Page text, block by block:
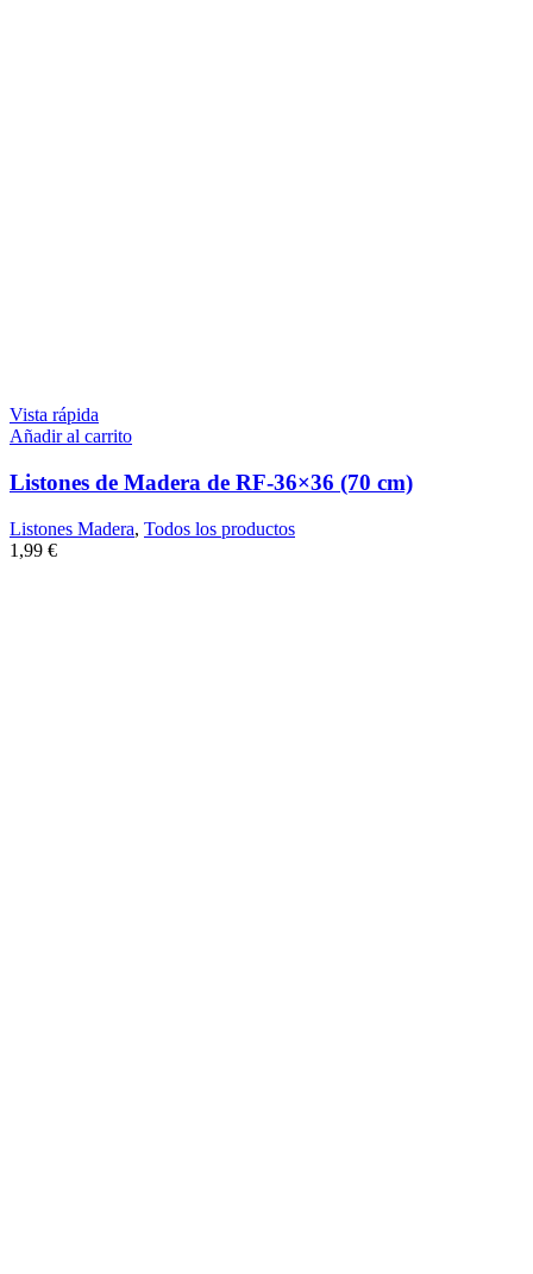
Vista rápida
Añadir al carrito
Listones de Madera de RF-36×36 (70 cm)
Listones Madera, Todos los productos
1,99 €